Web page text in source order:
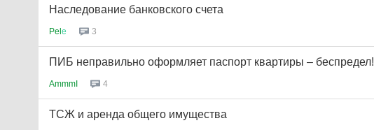
Наследование банковского счета
Pelе 3
ПИБ неправильно оформляет паспорт квартиры – беспредел!
AmmmI 4
ТСЖ и аренда общего имущества